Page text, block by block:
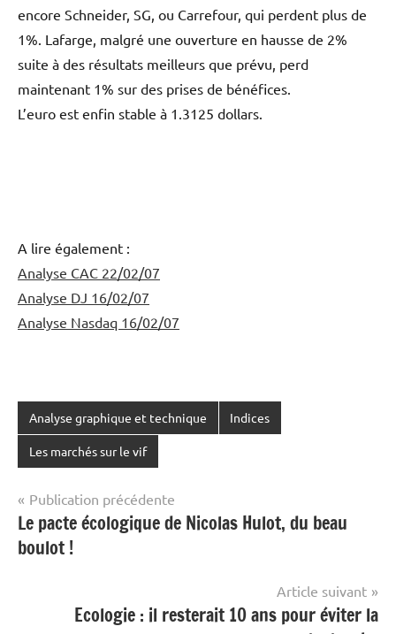
encore Schneider, SG, ou Carrefour, qui perdent plus de
1%. Lafarge, malgré une ouverture en hausse de 2%
suite à des résultats meilleurs que prévu, perd
maintenant 1% sur des prises de bénéfices.
L’euro est enfin stable à 1.3125 dollars.
A lire également :
Analyse CAC 22/02/07
Analyse DJ 16/02/07
Analyse Nasdaq 16/02/07
Analyse graphique et technique Indices
Les marchés sur le vif
Navigation
de
l’article
Publication précédente
Le pacte écologique de Nicolas Hulot, du beau
boulot !
Article suivant
Ecologie : il resterait 10 ans pour éviter la